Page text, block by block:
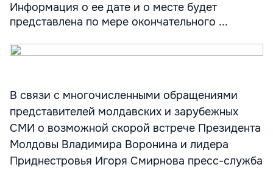
Информация о ее дате и о месте будет
представлена по мере окончательного ...
В связи с многочисленными обращениями
представителей молдавских и зарубежных
СМИ о возможной скорой встрече Президента
Молдовы Владимира Воронина и лидера
Приднестровья Игоря Смирнова пресс-служба